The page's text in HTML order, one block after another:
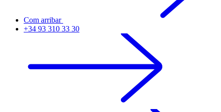
Com arribar
+34 93 310 33 30